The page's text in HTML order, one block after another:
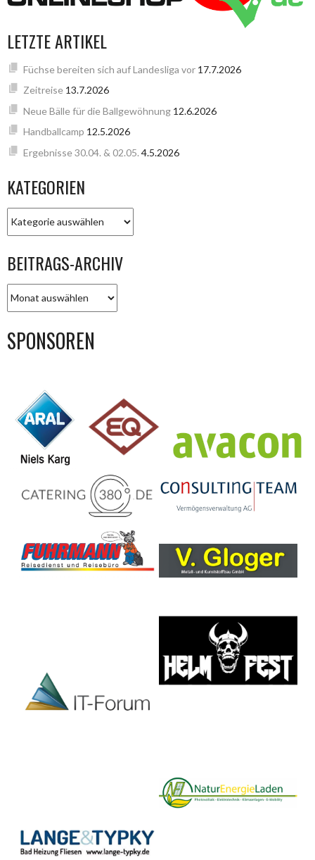
LETZTE ARTIKEL
Füchse bereiten sich auf Landesliga vor 17.7.2026
Zeitreise 13.7.2026
Neue Bälle für die Ballgewöhnung 12.6.2026
Handballcamp 12.5.2026
Ergebnisse 30.04. & 02.05. 4.5.2026
KATEGORIEN
BEITRAGS-ARCHIV
ARCHIV
SPONSOREN